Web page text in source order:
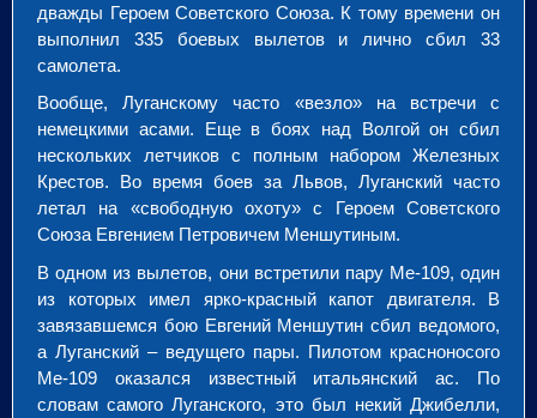
дважды Героем Советского Союза. К тому времени он
выполнил 335 боевых вылетов и лично сбил 33
самолета.
Вообще, Луганскому часто «везло» на встречи с
немецкими асами. Еще в боях над Волгой он сбил
нескольких летчиков с полным набором Железных
Крестов. Во время боев за Львов, Луганский часто
летал на «свободную охоту» с Героем Советского
Союза Евгением Петровичем Меншутиным.
В одном из вылетов, они встретили пару Ме-109, один
из которых имел ярко-красный капот двигателя. В
завязавшемся бою Евгений Mеншутин сбил ведомого,
а Луганский – ведущего пары. Пилотом красноносого
Ме-109 оказался известный итальянский ас. По
словам самого Луганского, это был некий Джибелли,